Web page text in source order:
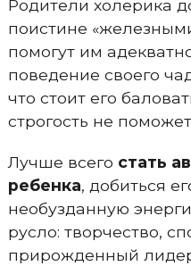
Родители холерика
поистине
помогут им
поведение своего
что стоит его
строгость не
Лучше всего стать
ребенка, добиться
необузданную
русло: творчество,
прирожденный